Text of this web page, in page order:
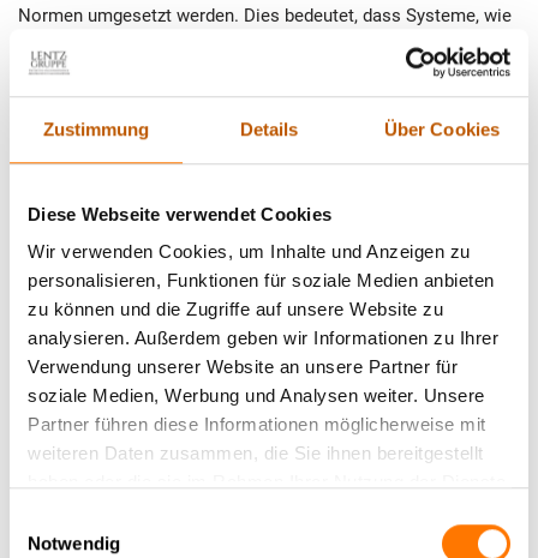
Zustimmung Details Über Cookies
Diese Webseite verwendet Cookies
Wir verwenden Cookies, um Inhalte und Anzeigen zu
personalisieren, Funktionen für soziale Medien anbieten
zu können und die Zugriffe auf unsere Website zu
analysieren. Außerdem geben wir Informationen zu Ihrer
Verwendung unserer Website an unsere Partner für
soziale Medien, Werbung und Analysen weiter. Unsere
Partner führen diese Informationen möglicherweise mit
weiteren Daten zusammen, die Sie ihnen bereitgestellt
Notwendig
Normen umgesetzt werden. Dies bedeutet, dass Systeme, wie
Kommunikations- und Datenspeicherungsprozesse,
regelmäßig auf Schwachstellen geprüft werden. Der TÜV
fungiert hierbei als unabhängige Instanz, die nicht nur die
verwendeten Technologien bewertet, sondern auch
umfassende Schulungen für Mitarbeiter bereitstellt. So wird
gesamte Organisation durchdringt. Durch gezielte
Maßnahmen, wie die Implementierung von
Verschlüsselungstechnologien und regelmäßige Audits, wird
das Risiko von unbefugtem Zugriff minimiert. Diese proaktive
Herangehensweise stellt sicher, dass sowohl vertrauliche
Unternehmensinformationen als auch private Daten optimal
geschützt sind. Investiere in TÜV-geprüfte Lösungen und
schaffe damit eine vertrauensvolle Umgebung für alle
Beteiligten.
Was bedeutet das konkret?